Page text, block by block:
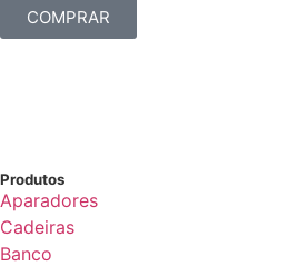
COMPRAR
Produtos
Aparadores
Cadeiras
Banco